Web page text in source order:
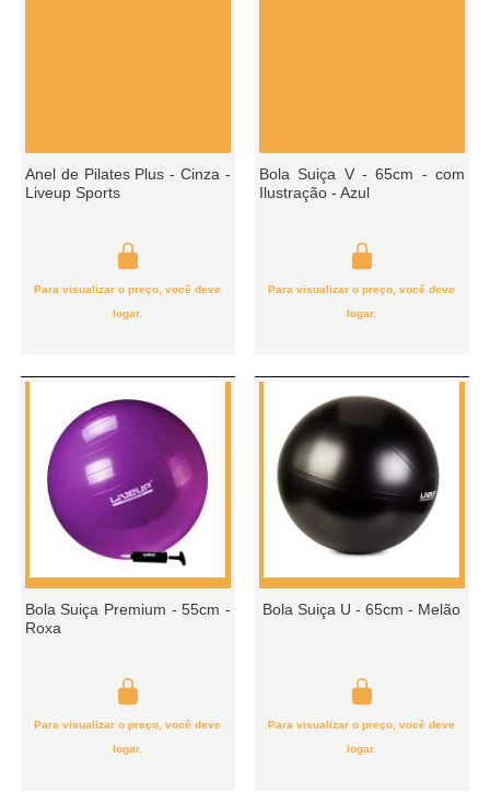
Anel de Pilates Plus - Cinza -
Liveup Sports
Para visualizar o preço, você deve
logar.
Bola Suiça V - 65cm - com
Ilustração - Azul
Para visualizar o preço, você deve
logar.
Bola Suiça Premium - 55cm -
Roxa
Para visualizar o preço, você deve
logar.
Bola Suiça U - 65cm - Melão
Para visualizar o preço, você deve
logar.